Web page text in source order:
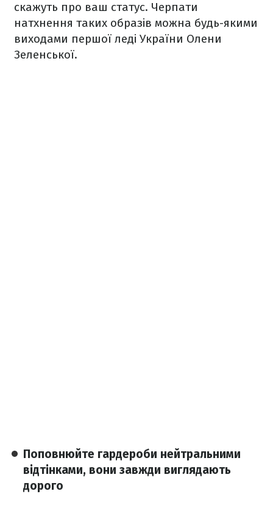
скажуть про ваш статус. Черпати
натхнення таких образів можна будь-якими
виходами першої леді України Олени
Зеленської.
Поповнюйте гардероби нейтральними
відтінками, вони завжди виглядають
дорого